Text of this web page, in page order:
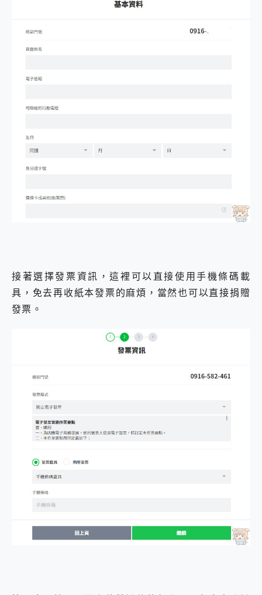
接著選擇發票資訊，這裡可以直接使用手機條碼載
具，免去再收紙本發票的麻煩，當然也可以直接捐贈
發票。